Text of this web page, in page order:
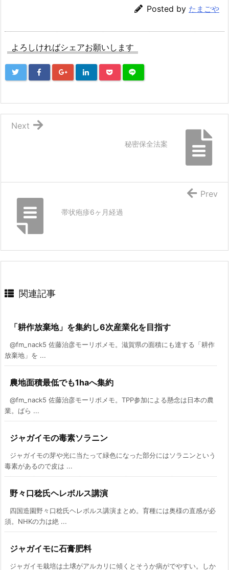
Posted by たまごや
よろしければシェアお願いします
秘密保全法案
Next
帯状疱疹6ヶ月経過
Prev
関連記事
「耕作放棄地」を集約し6次産業化を目指す
@fm_nack5 佐藤治彦モーリポメモ。滋賀県の面積にも達する「耕作
放棄地」を ...
農地面積最低でも1haへ集約
@fm_nack5 佐藤治彦モーリポメモ。TPP参加による懸念は日本の農
業。ばら ...
ジャガイモの毒素ソラニン
ジャガイモの芽や光に当たって緑色になった部分にはソラニンという
毒素があるので皮は ...
野々口稔氏ヘレボルス講演
四国造園野々口稔氏ヘレボルス講演まとめ。育種には奥様の直感が必
須。NHKの力は絶 ...
ジャガイモに石膏肥料
ジャガイモ栽培は土壌がアルカリに傾くとそうか病がでやすい。しか